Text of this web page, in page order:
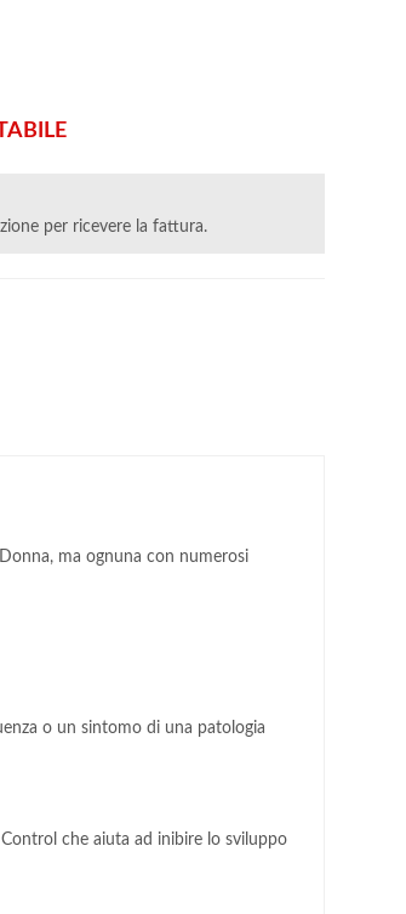
per ricevere la fattura.
ma ognuna con numerosi
o un sintomo di una patologia
che aiuta ad inibire lo sviluppo